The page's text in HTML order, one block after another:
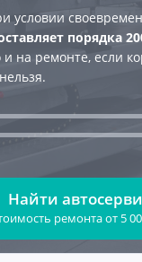
условии
порядка
и на ремонте, если
Найти
ремонтаот 5